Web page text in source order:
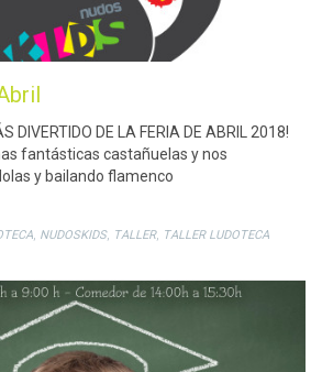
DIVERTIDO DE LA FERIA DE ABRIL 2018!
fantásticas castañuelas y nos
y bailando flamenco
, NUDOSKIDS, TALLER, TALLER LUDOTECA